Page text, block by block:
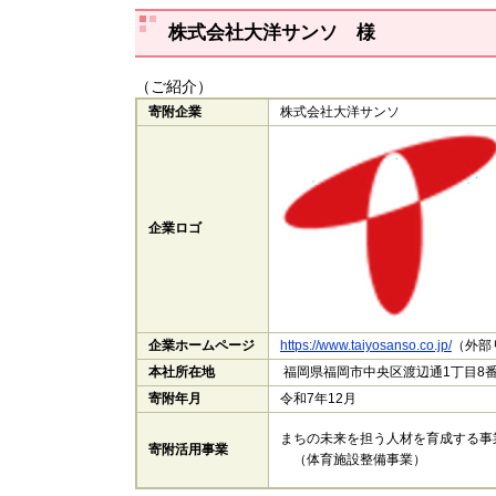
株式会社大洋サンソ 様
（ご紹介）
寄附企業 株式会社大洋サンソ
企業ロゴ
企業ホームページ https://www.taiyosanso.co.jp/（外部
本社所在地
福岡県福岡市中央区渡辺通1丁目8
寄附年月
令和7年12月
寄附活用事業
まちの未来を担う人材を育成する事
（体育施設整備事業）